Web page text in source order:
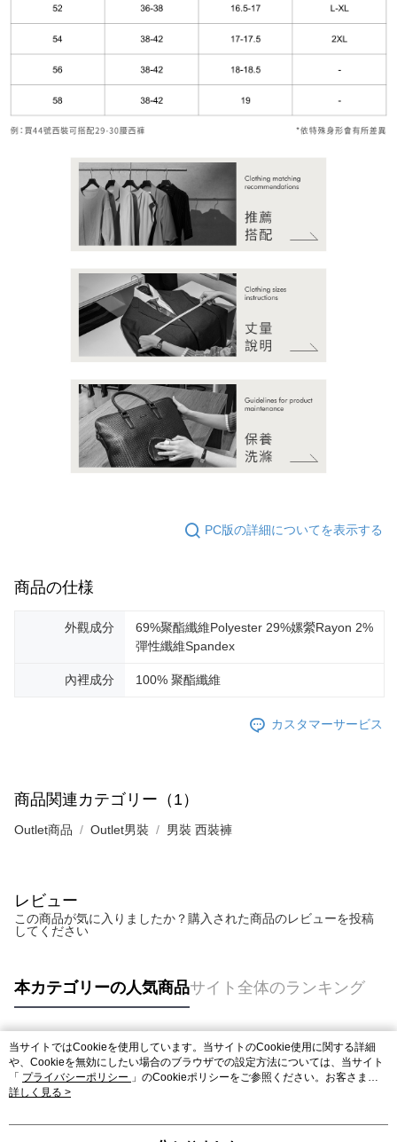
PC版の詳細についてを表示する
商品の仕様
外觀成分
69%聚酯纖維Polyester 29%嫘縈Rayon 2%
彈性纖維Spandex
內裡成分 100% 聚酯纖維
カスタマーサービス
商品関連カテゴリー（1）
Outlet商品 Outlet男裝 男裝 西裝褲
レビュー
この商品が気に入りましたか？購入された商品のレビューを投稿
してください
本カテゴリーの人気商品サイト全体のランキング
人気タグ
当サイトではCookieを使用しています。当サイトのCookie使用に関する詳細
や、Cookieを無効にしたい場合のブラウザでの設定方法については、当サイト
「 プライバシーポリシー 」のCookieポリシーをご参照ください。お客さま
が、当サイトを引き続き使用される場合、当社がサイト利用規約のCookieポリ
詳しく見る >